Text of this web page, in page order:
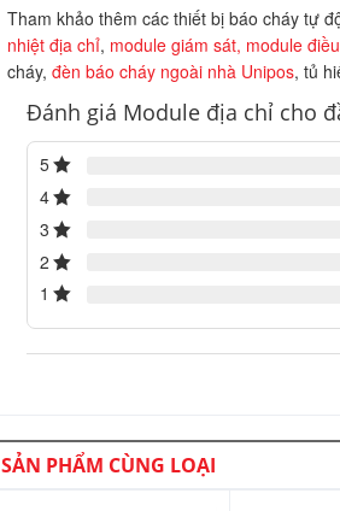
Tham khảo thêm các thiết bị báo cháy tự
nhiệt địa chỉ, module giám sát, module
cháy, đèn báo cháy ngoài nhà Unipos, tủ
Đánh giá Module địa chỉ cho
5
4
3
2
1
SẢN PHẨM CÙNG LOẠI